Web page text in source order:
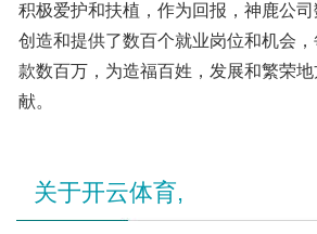
积极爱护和扶植，作为回报，神鹿公
创造和提供了数百个就业岗位和机会
款数百万，为造福百姓，发展和繁荣
献。
关于开云体育,